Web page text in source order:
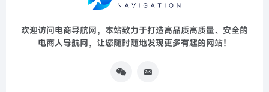
欢迎访问电商导航网，本站致力于打造高品质高质量、安全的
电商人导航网，让您随时随地发现更多有趣的网站！